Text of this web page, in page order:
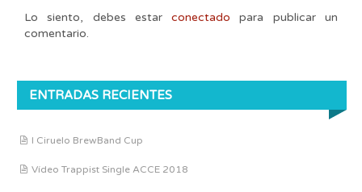
Lo siento, debes estarconectado para publicar un
comentario.
ENTRADAS RECIENTES
I Ciruelo BrewBand Cup
Vídeo Trappist Single ACCE 2018